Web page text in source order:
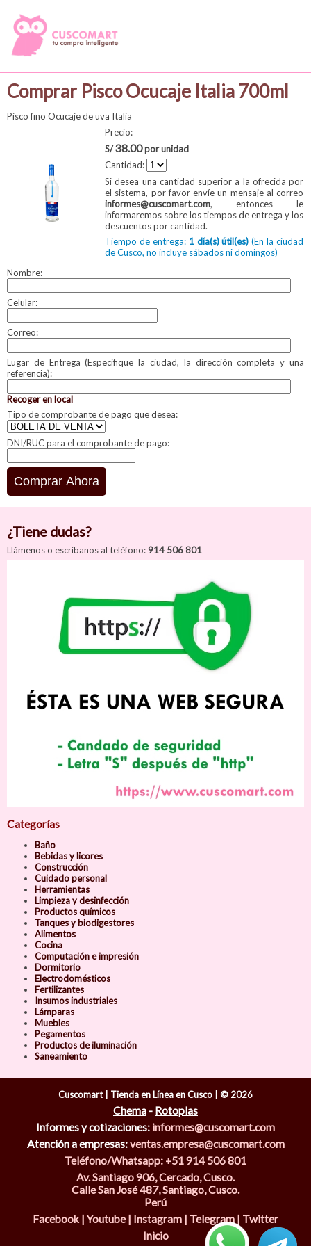
Comprar Pisco Ocucaje Italia 700ml
Pisco fino Ocucaje de uva Italia
Precio:
S/38.00por unidad
Cantidad:
Si desea una cantidad superior a la ofrecida por
el sistema, por favor envíe un mensaje al correo
informes@cuscomart.com, entonces le
informaremos sobre los tiempos de entrega y los
descuentos por cantidad.
Tiempo de entrega: 1 día(s) útil(es)(En la ciudad
de Cusco, no incluye sábados ni domingos)
Nombre:
Celular:
Correo:
Lugar de Entrega (Especifique la ciudad, la dirección completa y una
referencia):
Recoger en local
Tipo de comprobante de pago que desea:
DNI/RUC para el comprobante de pago:
¿Tiene dudas?
Llámenos o escríbanos al teléfono: 914 506 801
Categorías
Baño
Bebidas y licores
Construcción
Cuidado personal
Herramientas
Limpieza y desinfección
Productos químicos
Tanques y biodigestores
Alimentos
Cocina
Computación e impresión
Dormitorio
Electrodomésticos
Fertilizantes
Insumos industriales
Lámparas
Muebles
Pegamentos
Productos de iluminación
Saneamiento
Cuscomart | Tienda en Línea en Cusco | © 2026
Chema - Rotoplas
Informes y cotizaciones: informes@cuscomart.com
Atención a empresas:ventas.empresa@cuscomart.com
Teléfono/Whatsapp: +51 914 506 801
Av. Santiago 906, Cercado, Cusco.
Calle San José 487, Santiago, Cusco.
Perú
Facebook |Youtube| Instagram | Telegram | Twitter
Inicio